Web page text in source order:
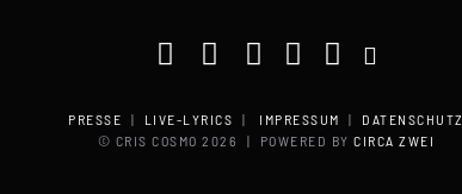
PRESSE | LIVE-LYRICS | IMPRESSUM | DATENSCHUTZ
© CRIS COSMO2026 | POWERED BYCIRCA ZWEI